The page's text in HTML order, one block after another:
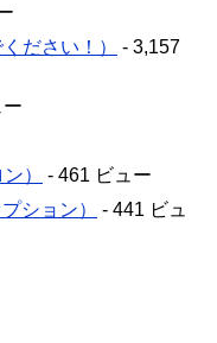
ださい！）
- 3,157
）
- 461 ビュー
ション）
- 441 ビュ